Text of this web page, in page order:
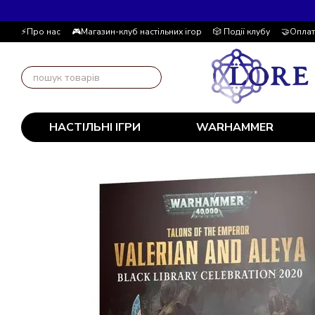
⚡Про нас 🎮Магазин-клуб настільних ігор 🎲 Події клубу
📚Блог
Автор блогу 📰 Угода користувача 💸
НАСТІЛЬНІ ІГРИ WARHAMMER